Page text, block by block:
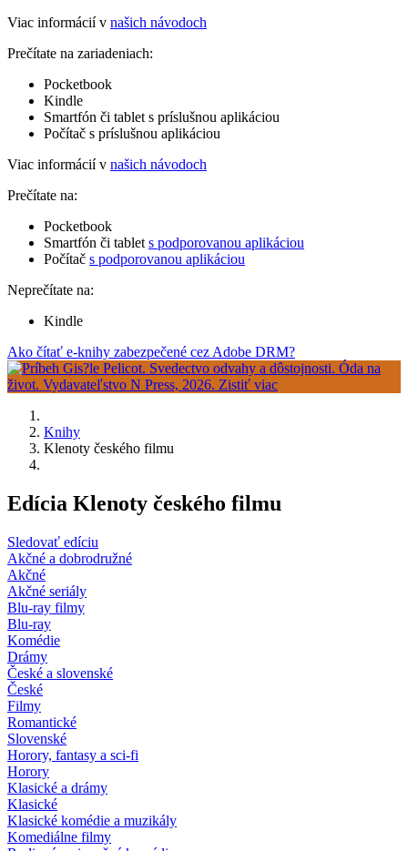
Viac informácií v našich návodoch
Prečítate na zariadeniach:
Pocketbook
Kindle
Smartfón či tablet s príslušnou aplikáciou
Počítač s príslušnou aplikáciou
Viac informácií v našich návodoch
Prečítate na:
Pocketbook
Smartfón či tablet s podporovanou aplikáciou
Počítač s podporovanou aplikáciou
Neprečítate na:
Kindle
Ako čítať e-knihy zabezpečené cez Adobe DRM?
Knihy
Klenoty českého filmu
Edícia Klenoty českého filmu
Sledovať edíciu
Akčné a dobrodružné
Akčné
Akčné seriály
Blu-ray filmy
Blu-ray
Komédie
Drámy
České a slovenské
České
Filmy
Romantické
Slovenské
Horory, fantasy a sci-fi
Horory
Klasické a drámy
Klasické
Klasické komédie a muzikály
Komediálne filmy